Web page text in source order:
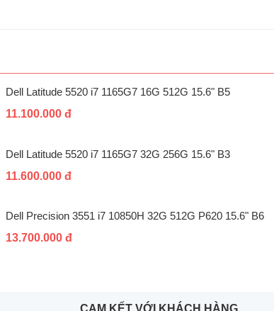
Dell Latitude 5520 i7 1165G7 16G 512G 15.6" B5
11.100.000 đ
Dell Latitude 5520 i7 1165G7 32G 256G 15.6" B3
11.600.000 đ
Dell Precision 3551 i7 10850H 32G 512G P620 15.6" B6
13.700.000 đ
CAM KẾT VỚI KHÁCH HÀNG